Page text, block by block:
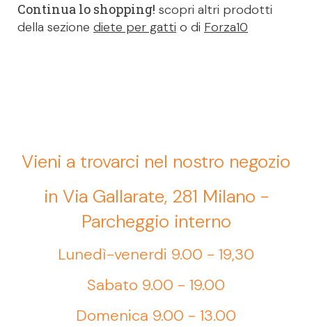
Continua lo shopping! scopri altri prodotti
della sezione diete per gatti o di Forza10
Vieni a trovarci nel nostro negozio
in Via Gallarate, 281 Milano -
Parcheggio interno
Lunedì-venerdi 9.00 - 19,30
Sabato 9.00 - 19.00
Domenica 9.00 - 13.00